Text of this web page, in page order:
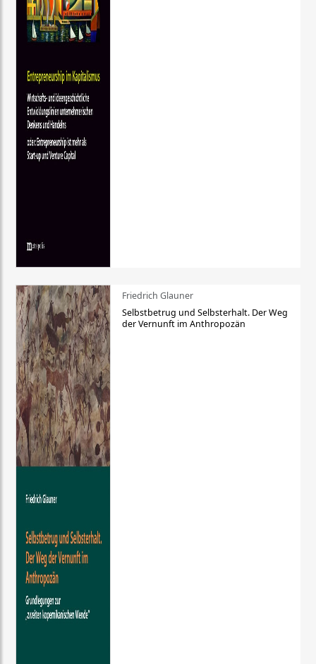
Friedrich Glauner
Selbstbetrug und Selbsterhalt. Der Weg
der Vernunft im Anthropozän